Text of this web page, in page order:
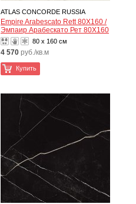
ATLAS CONCORDE RUSSIA
Empire Arabescato Rett 80X160 /
Эмпаир Арабескато Рет 80X160
80 x 160 см
4 570 руб./кв.м
Купить